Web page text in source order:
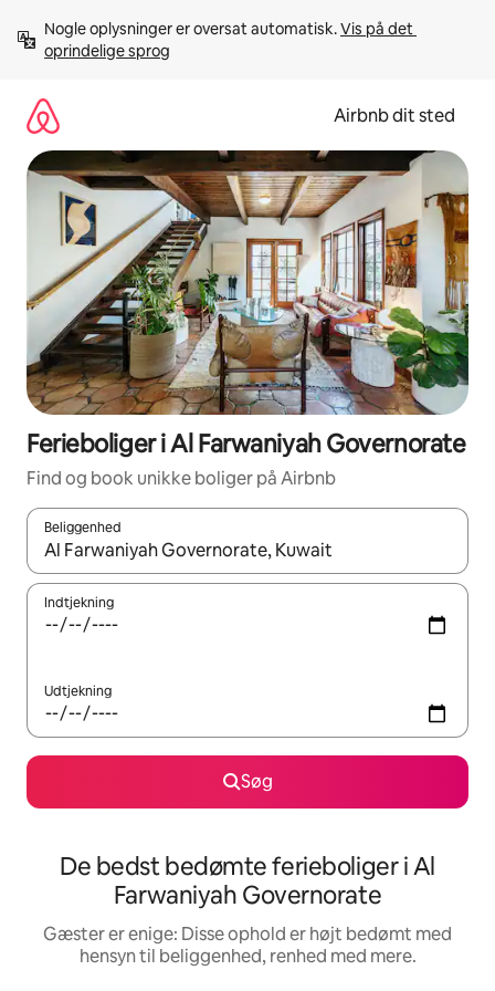
videre
Nogle oplysninger er oversat automatisk. Vis på det
oprindelige sprog
Airbnb dit sted
Ferieboliger i Al Farwaniyah Governorate
Find og book unikke boliger på Airbnb
Beliggenhed
Når resultaterne er tilgængelige, skal du navigere med
Indtjekning
Udtjekning
Søg
De bedst bedømte ferieboliger i Al
Farwaniyah Governorate
Gæster er enige: Disse ophold er højt bedømt med
hensyn til beliggenhed, renhed med mere.